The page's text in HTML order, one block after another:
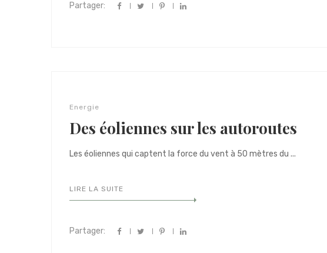
Partager:
Energie
Des éoliennes sur les autoroutes
Les éoliennes qui captent la force du vent à 50 mètres du ...
LIRE LA SUITE
Partager: